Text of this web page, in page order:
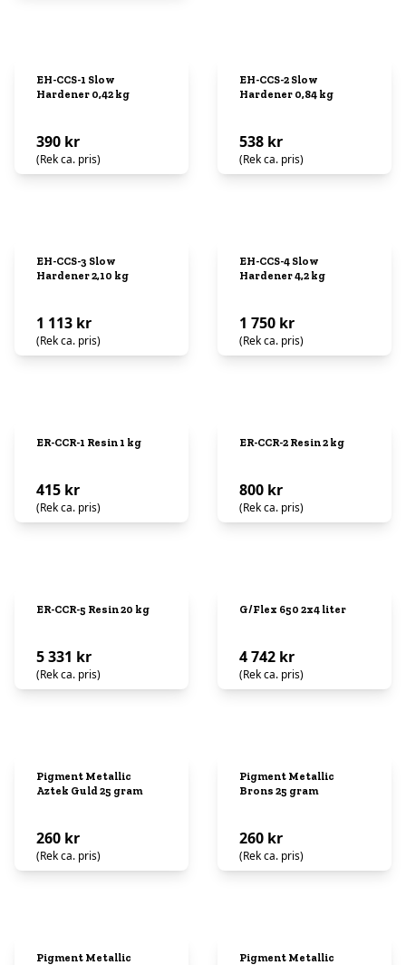
EH-CCS-1 Slow
Hardener 0,42 kg
390 kr
(Rek ca. pris)
EH-CCS-2 Slow
Hardener 0,84 kg
538 kr
(Rek ca. pris)
EH-CCS-3 Slow
Hardener 2,10 kg
1 113 kr
(Rek ca. pris)
EH-CCS-4 Slow
Hardener 4,2 kg
1 750 kr
(Rek ca. pris)
ER-CCR-1 Resin 1 kg
415 kr
(Rek ca. pris)
ER-CCR-2 Resin 2 kg
800 kr
(Rek ca. pris)
ER-CCR-5 Resin 20 kg
5 331 kr
(Rek ca. pris)
G/Flex 650 2x4 liter
4 742 kr
(Rek ca. pris)
Pigment Metallic
Aztek Guld 25 gram
260 kr
(Rek ca. pris)
Pigment Metallic
Brons 25 gram
260 kr
(Rek ca. pris)
Pigment Metallic
Pigment Metallic